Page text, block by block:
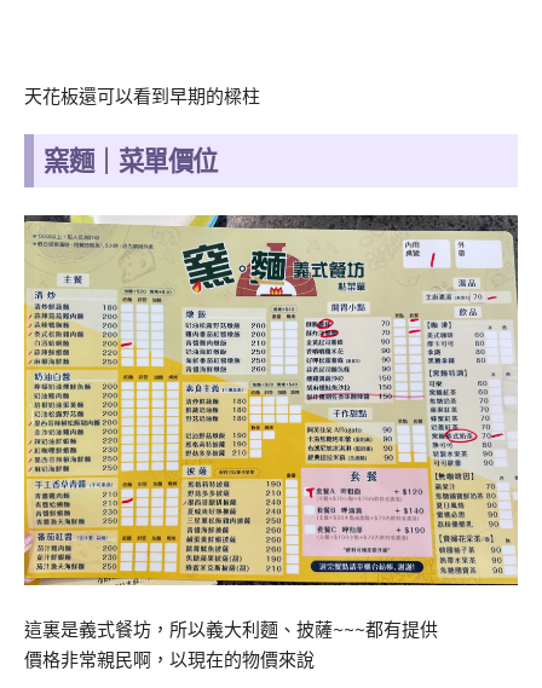
天花板還可以看到早期的樑柱
窯麵｜菜單價位
這裏是義式餐坊，所以義大利麵、披薩~~~都有提供
價格非常親民啊，以現在的物價來說